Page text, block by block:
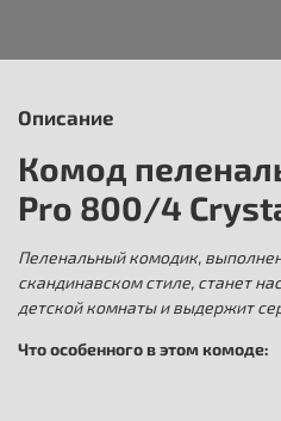
Описание
Комод
Pro 800/4
Пеленальный комодик,
скандинавском стиле, станет
детской комнаты и выдержит
Что особенного в этом комоде: